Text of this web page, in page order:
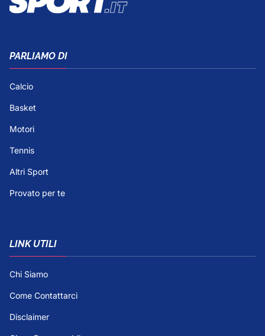
PARLIAMO DI
Calcio
Basket
Motori
Tennis
Altri Sport
Provato per te
LINK UTILI
Chi Siamo
Come Contattarci
Disclaimer